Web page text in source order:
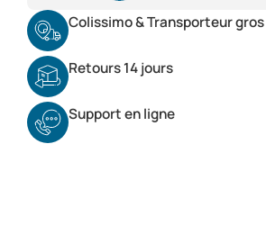
Colissimo & Transporteur
Retours 14 jours
Support en ligne